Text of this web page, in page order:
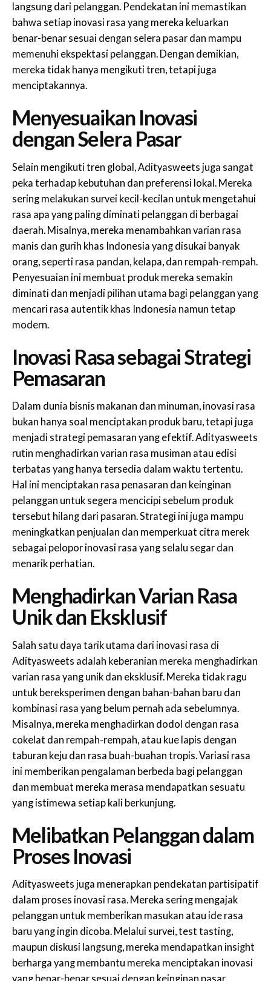
langsung dari pelanggan. Pendekatan ini memastikan
bahwa setiap inovasi rasa yang mereka keluarkan
benar-benar sesuai dengan selera pasar dan mampu
memenuhi ekspektasi pelanggan. Dengan demikian,
mereka tidak hanya mengikuti tren, tetapi juga
menciptakannya.
Menyesuaikan Inovasi
dengan Selera Pasar
Selain mengikuti tren global, Adityasweets juga sangat
peka terhadap kebutuhan dan preferensi lokal. Mereka
sering melakukan survei kecil-kecilan untuk mengetahui
rasa apa yang paling diminati pelanggan di berbagai
daerah. Misalnya, mereka menambahkan varian rasa
manis dan gurih khas Indonesia yang disukai banyak
orang, seperti rasa pandan, kelapa, dan rempah-rempah.
Penyesuaian ini membuat produk mereka semakin
diminati dan menjadi pilihan utama bagi pelanggan yang
mencari rasa autentik khas Indonesia namun tetap
modern.
Inovasi Rasa sebagai Strategi
Pemasaran
Dalam dunia bisnis makanan dan minuman, inovasi rasa
bukan hanya soal menciptakan produk baru, tetapi juga
menjadi strategi pemasaran yang efektif. Adityasweets
rutin menghadirkan varian rasa musiman atau edisi
terbatas yang hanya tersedia dalam waktu tertentu.
Hal ini menciptakan rasa penasaran dan keinginan
pelanggan untuk segera mencicipi sebelum produk
tersebut hilang dari pasaran. Strategi ini juga mampu
meningkatkan penjualan dan memperkuat citra merek
sebagai pelopor inovasi rasa yang selalu segar dan
menarik perhatian.
Menghadirkan Varian Rasa
Unik dan Eksklusif
Salah satu daya tarik utama dari inovasi rasa di
Adityasweets adalah keberanian mereka menghadirkan
varian rasa yang unik dan eksklusif. Mereka tidak ragu
untuk bereksperimen dengan bahan-bahan baru dan
kombinasi rasa yang belum pernah ada sebelumnya.
Misalnya, mereka menghadirkan dodol dengan rasa
cokelat dan rempah-rempah, atau kue lapis dengan
taburan keju dan rasa buah-buahan tropis. Variasi rasa
ini memberikan pengalaman berbeda bagi pelanggan
dan membuat mereka merasa mendapatkan sesuatu
yang istimewa setiap kali berkunjung.
Melibatkan Pelanggan dalam
Proses Inovasi
Adityasweets juga menerapkan pendekatan partisipatif
dalam proses inovasi rasa. Mereka sering mengajak
pelanggan untuk memberikan masukan atau ide rasa
baru yang ingin dicoba. Melalui survei, test tasting,
maupun diskusi langsung, mereka mendapatkan insight
berharga yang membantu mereka menciptakan inovasi
yang benar-benar sesuai dengan keinginan pasar.